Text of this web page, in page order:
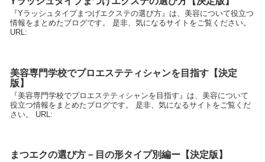
『Yラッシュタイプまつげエクステの選び方』は、美容について役立つ
情報をまとめたブログです。 是非、気になるサイトをご覧ください。
URL:
美容専門学校でプロエステティシャンを目指す【決定
版】
『美容専門学校でプロエステティシャンを目指す』は、美容について
役立つ情報をまとめたブログです。 是非、気になるサイトをご覧くだ
さい。 URL:
まつエクの選び方－目の形タイプ別編ー【決定版】